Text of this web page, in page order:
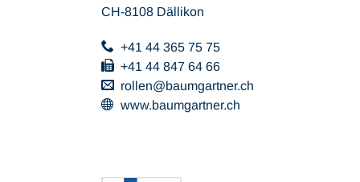
CH-8108 Dällikon
+41 44 365 75 75
+41 44 847 64 66
rollen
baumgartner ch
www.baumgartner.ch